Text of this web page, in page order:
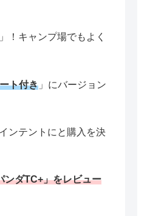
！キャンプ場でもよく
ト付き 」にバージョン
ンテントにと購入を決
ンダTC+」をレビュー